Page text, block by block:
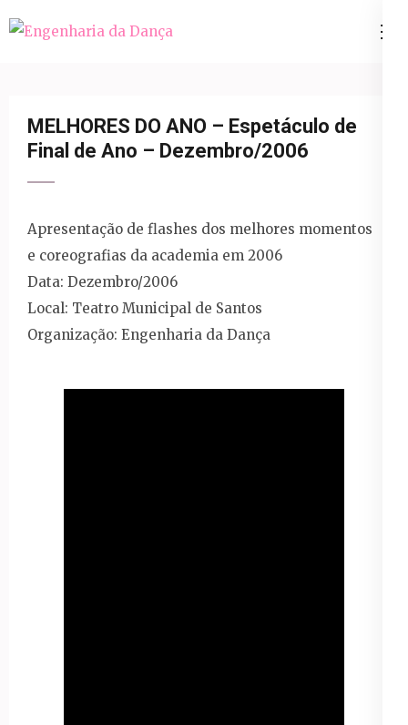
para
(Pressione
Enter)
MELHORES DO ANO – Espetáculo de
Final de Ano – Dezembro/2006
Apresentação de flashes dos melhores momentos
e coreografias da academia em 2006
Data: Dezembro/2006
Local: Teatro Municipal de Santos
Organização: Engenharia da Dança